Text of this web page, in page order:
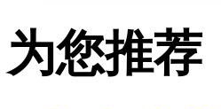
为您推荐